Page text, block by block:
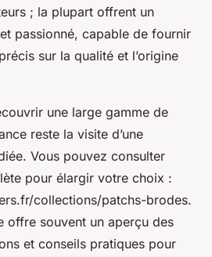
; la plupart offrent un
passionné, capable de fournir
sur la qualité et l’origine
une large gamme de
reste la visite d’une
Vous pouvez consulter
pour élargir votre choix :
collections/patchs-brodes.
offre souvent un aperçu des
et conseils pratiques pour